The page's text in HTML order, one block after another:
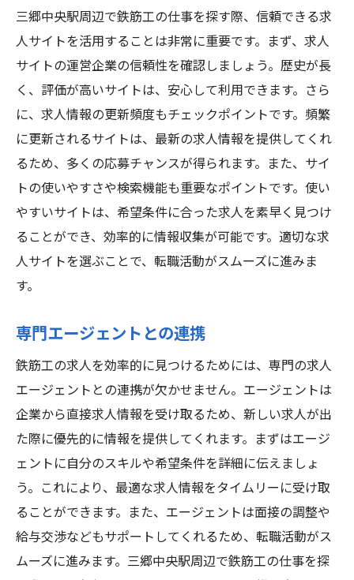
三郷中央駅周辺で鉄筋工の仕事を探す際、信頼できる求
人サイトを活用することは非常に重要です。まず、求人
サイトの運営企業の信頼性を確認しましょう。歴史が長
く、評価が高いサイトは、安心して利用できます。さら
に、求人情報の更新頻度もチェックポイントです。頻繁
に更新されるサイトは、最新の求人情報を提供してくれ
るため、多くの応募チャンスが得られます。また、サイ
トの使いやすさや検索機能も重要なポイントです。使い
やすいサイトは、希望条件に合った求人を素早く見つけ
ることができ、効率的に情報収集が可能です。適切な求
人サイトを選ぶことで、転職活動がスムーズに進みま
す。
専門エージェントとの連携
鉄筋工の求人を効率的に見つけるためには、専門の求人
エージェントとの連携が欠かせません。エージェントは
企業から直接求人情報を受け取るため、新しい求人が出
た際に優先的に情報を提供してくれます。まずはエージ
ェントに自分のスキルや希望条件を詳細に伝えましょ
う。これにより、最適な求人情報をタイムリーに受け取
ることができます。また、エージェントは面接の調整や
給与交渉などもサポートしてくれるため、転職活動がス
ムーズに進みます。三郷中央駅周辺で鉄筋工の仕事を探